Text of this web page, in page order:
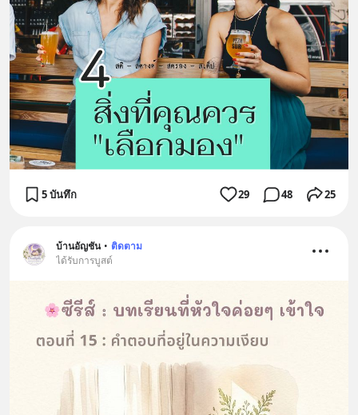
5 บันทึก 29 48 25
บ้านอัญชัน • ติดตาม
ได้รับการบูสต์